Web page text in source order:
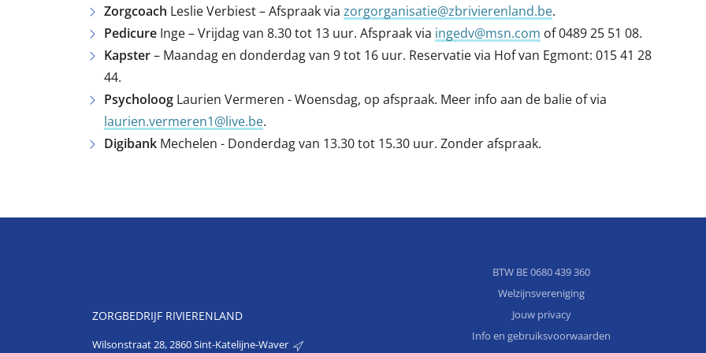
Zorgcoach Leslie Verbiest – Afspraak via zorgorganisatie@zbrivierenland.be.
Pedicure Inge – Vrijdag van 8.30 tot 13 uur. Afspraak via ingedv@msn.com of 0489 25 51 08.
Kapster– Maandag en donderdag van 9 tot 16 uur. Reservatie via Hof van Egmont: 015 41 28
44.
Psycholoog Laurien Vermeren - Woensdag, op afspraak. Meer info aan de balie of via
laurien.vermeren1@live.be.
Digibank Mechelen - Donderdag van 13.30 tot 15.30 uur. Zonder afspraak.
ZORGBEDRIJF RIVIERENLAND
Wilsonstraat 28, 2860 Sint-Katelijne-Waver
BTW BE 0680 439 360
Welzijnsvereniging
Jouw privacy
Info en gebruiksvoorwaarden